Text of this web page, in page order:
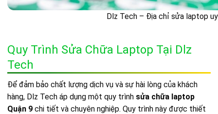
Dlz Tech – Địa chỉ sửa laptop
Quy Trình Sửa Chữa Laptop Tại Dlz
Tech
Để đảm bảo chất lượng dịch vụ và sự hài lòng của khách
hàng, Dlz Tech áp dụng một quy trình sửa chữa laptop
Quận 9 chi tiết và chuyên nghiệp. Quy trình này được thiết